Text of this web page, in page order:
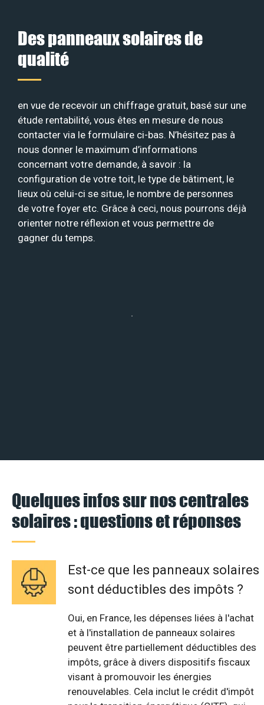
Des panneaux solaires de
qualité
en vue de recevoir un chiffrage gratuit, basé sur une
étude rentabilité, vous êtes en mesure de nous
contacter via le formulaire ci-bas. N’hésitez pas à
nous donner le maximum d’informations
concernant votre demande, à savoir : la
configuration de votre toit, le type de bâtiment, le
lieux où celui-ci se situe, le nombre de personnes
de votre foyer etc. Grâce à ceci, nous pourrons déjà
orienter notre réflexion et vous permettre de
gagner du temps.
Quelques infos sur nos centrales
solaires : questions et réponses
Est-ce que les panneaux solaires
sont déductibles des impôts ?
Oui, en France, les dépenses liées à l'achat
et à l'installation de panneaux solaires
peuvent être partiellement déductibles des
impôts, grâce à divers dispositifs fiscaux
visant à promouvoir les énergies
renouvelables. Cela inclut le crédit d'impôt